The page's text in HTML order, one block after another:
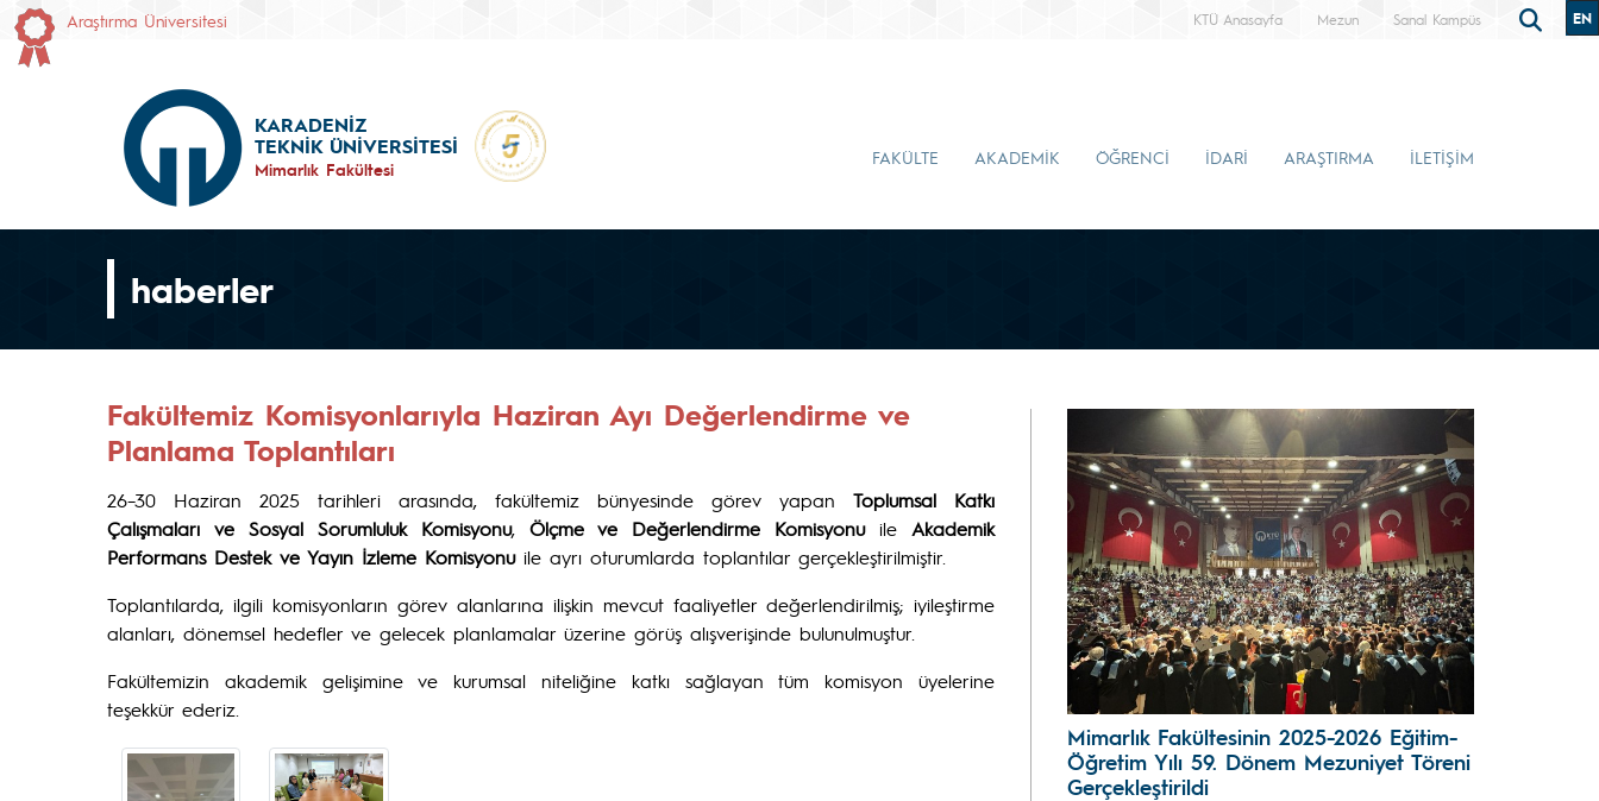
Araştırma Üniversitesi KTÜ Anasayfa Mezun Sanal Kampüs EN
KARADENİZ
TEKNİK ÜNİVERSİTESİ
Mimarlık Fakültesi
FAKÜLTE AKADEMİK ÖĞRENCİ İDARİ ARAŞTIRMA İLETİŞİM
haberler
Fakültemiz Komisyonlarıyla Haziran Ayı Değerlendirme ve
Planlama Toplantıları
26–30 Haziran 2025 tarihleri arasında, fakültemiz bünyesinde görev yapan Toplumsal Katkı
Çalışmaları ve Sosyal Sorumluluk Komisyonu, Ölçme ve Değerlendirme Komisyonuile Akademik
Performans Destek ve Yayın İzleme Komisyonuile ayrı oturumlarda toplantılar gerçekleştirilmiştir.
Toplantılarda, ilgili komisyonların görev alanlarına ilişkin mevcut faaliyetler değerlendirilmiş; iyileştirme
alanları, dönemsel hedefler ve gelecek planlamalar üzerine görüş alışverişinde bulunulmuştur.
Fakültemizin akademik gelişimine ve kurumsal niteliğine katkı sağlayan tüm komisyon üyelerine
teşekkür ederiz.
Mimarlık Fakültesinin 2025-2026 Eğitim-
Öğretim Yılı 59. Dönem Mezuniyet Töreni
Gerçekleştirildi